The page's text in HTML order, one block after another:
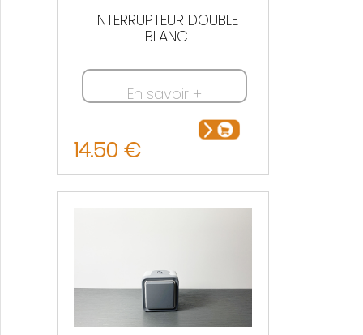
INTERRUPTEUR DOUBLE
BLANC
En savoir +
14.50 €